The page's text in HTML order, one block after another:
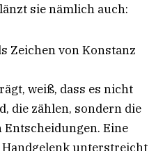
sie nämlich auch:
Zeichen von Konstanz
weiß, dass es nicht
die zählen, sondern die
Eine
Handgelenk unterstreicht